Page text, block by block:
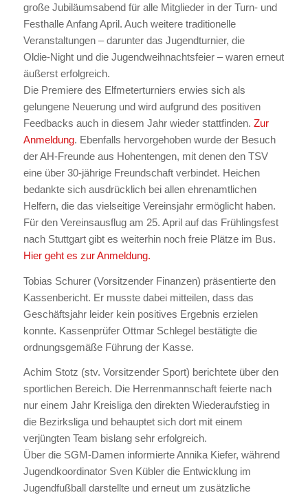
große Jubiläumsabend für alle Mitglieder in der Turn‑ und
Festhalle Anfang April. Auch weitere traditionelle
Veranstaltungen – darunter das Jugendturnier, die
Oldie‑Night und die Jugendweihnachtsfeier – waren erneut
äußerst erfolgreich.
Die Premiere des Elfmeterturniers erwies sich als
gelungene Neuerung und wird aufgrund des positiven
Feedbacks auch in diesem Jahr wieder stattfinden. Zur
Anmeldung. Ebenfalls hervorgehoben wurde der Besuch
der AH‑Freunde aus Hohentengen, mit denen den TSV
eine über 30‑jährige Freundschaft verbindet. Heichen
bedankte sich ausdrücklich bei allen ehrenamtlichen
Helfern, die das vielseitige Vereinsjahr ermöglicht haben.
Für den Vereinsausflug am 25. April auf das Frühlingsfest
nach Stuttgart gibt es weiterhin noch freie Plätze im Bus.
Hier geht es zur Anmeldung.
Tobias Schurer (Vorsitzender Finanzen) präsentierte den
Kassenbericht. Er musste dabei mitteilen, dass das
Geschäftsjahr leider kein positives Ergebnis erzielen
konnte. Kassenprüfer Ottmar Schlegel bestätigte die
ordnungsgemäße Führung der Kasse.
Achim Stotz (stv. Vorsitzender Sport) berichtete über den
sportlichen Bereich. Die Herrenmannschaft feierte nach
nur einem Jahr Kreisliga den direkten Wiederaufstieg in
die Bezirksliga und behauptet sich dort mit einem
verjüngten Team bislang sehr erfolgreich.
Über die SGM‑Damen informierte Annika Kiefer, während
Jugendkoordinator Sven Kübler die Entwicklung im
Jugendfußball darstellte und erneut um zusätzliche